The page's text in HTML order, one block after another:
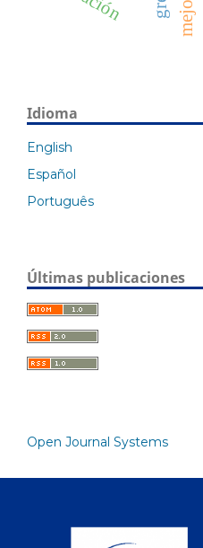
mejora
Idioma
English
Español
Português
Últimas publicaciones
Open Journal Systems